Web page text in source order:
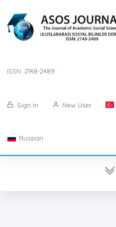
ISSN: 2148-2489
Sign in New User
Russian